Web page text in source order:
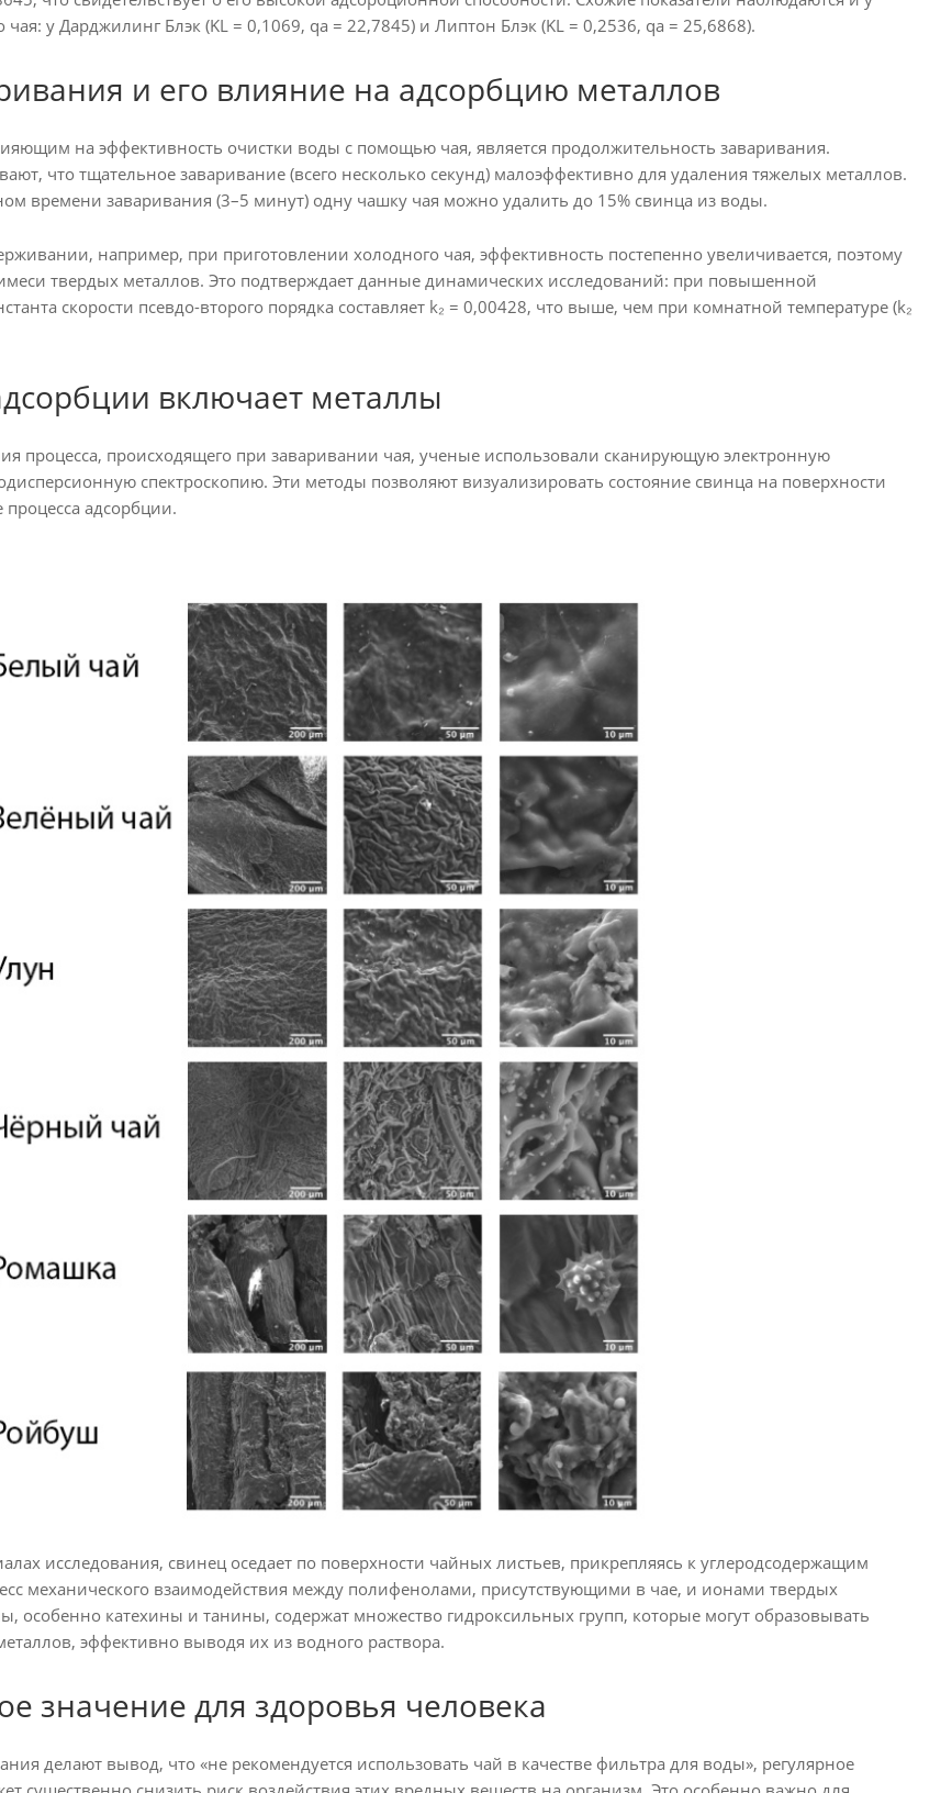
чая: у Дарджилинг Блэк (KL = 0,1069, qa = 22,7845) и Липтон Блэк (KL = 0,2536, qa = 25,6868).
и его влияние на адсорбцию металлов
на эффективность очистки воды с помощью чая, является продолжительность заваривания.
что тщательное заваривание (всего несколько секунд) малоэффективно для удаления тяжелых металлов.
времени заваривания (3–5 минут) одну чашку чая можно удалить до 15% свинца из воды.
например, при приготовлении холодного чая, эффективность постепенно увеличивается, поэтому
твердых металлов. Это подтверждает данные динамических исследований: при повышенной
скорости псевдо-второго порядка составляет k₂ = 0,00428, что выше, чем при комнатной температуре (k₂
включает металлы
процесса, происходящего при заваривании чая, ученые использовали сканирующую электронную
спектроскопию. Эти методы позволяют визуализировать состояние свинца на поверхности
адсорбции.
исследования, свинец оседает по поверхности чайных листьев, прикрепляясь к углеродсодержащим
механического взаимодействия между полифенолами, присутствующими в чае, и ионами твердых
особенно катехины и танины, содержат множество гидроксильных групп, которые могут образовывать
эффективно выводя их из водного раствора.
значение для здоровья человека
делают вывод, что «не рекомендуется использовать чай в качестве фильтра для воды», регулярное